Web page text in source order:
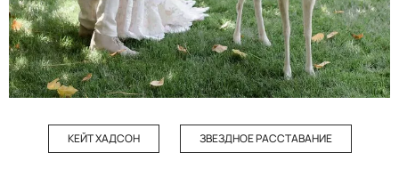
КЕЙТ ХАДСОН ЗВЕЗДНОЕ РАССТАВАНИЕ